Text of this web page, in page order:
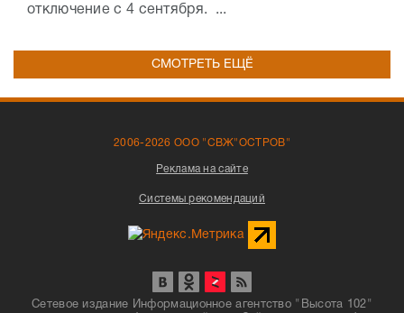
отключение с 4 сентября. ...
СМОТРЕТЬ ЕЩЁ
2006-2026 ООО "СВЖ"ОСТРОВ"
Реклама на сайте
Системы рекомендаций
Сетевое издание Информационное агентство "Высота 102"